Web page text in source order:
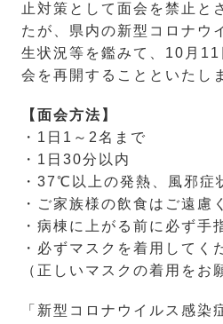
止対策として面会を禁止と
たが、県内の新型コロナウ
生状況等を鑑みて、10月
会を再開することといたし
【面会方法】
・1日1～2名まで
・1日30分以内
・37℃以上の発熱、風邪症
・ご家族様の飲食はご遠慮
・病棟に上がる前に必ず手
・必ずマスクを着用してく
（正しいマスクの着用をお
「新型コロナウイルス感染